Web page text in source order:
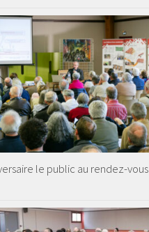
le public au rendez-vous